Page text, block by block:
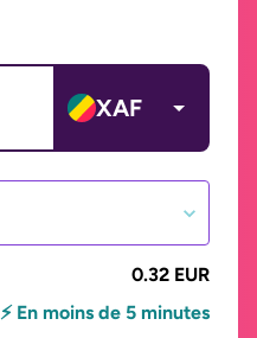
XAF
0.32 EUR
⚡ En moins de 5 minutes